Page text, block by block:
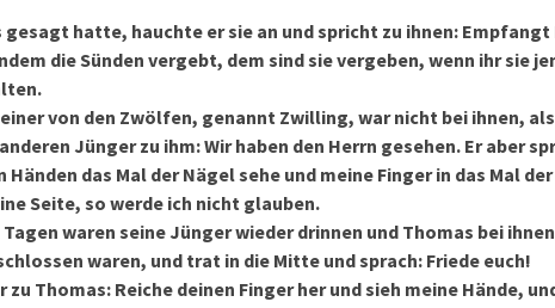
gesagt hatte, hauchte er sie an und spricht zu ihnen:
die Sünden vergebt, dem sind sie vergeben, wenn ihr sie
von den Zwölfen, genannt Zwilling, war nicht bei ihnen,
Jünger zu ihm: Wir haben den Herrn gesehen. Er aber
Händen das Mal der Nägel sehe und meine Finger in das Mal
Seite, so werde ich nicht glauben.
waren seine Jünger wieder drinnen und Thomas bei
waren, und trat in die Mitte und sprach: Friede euch!
zu Thomas: Reiche deinen Finger her und sieh meine Hände,